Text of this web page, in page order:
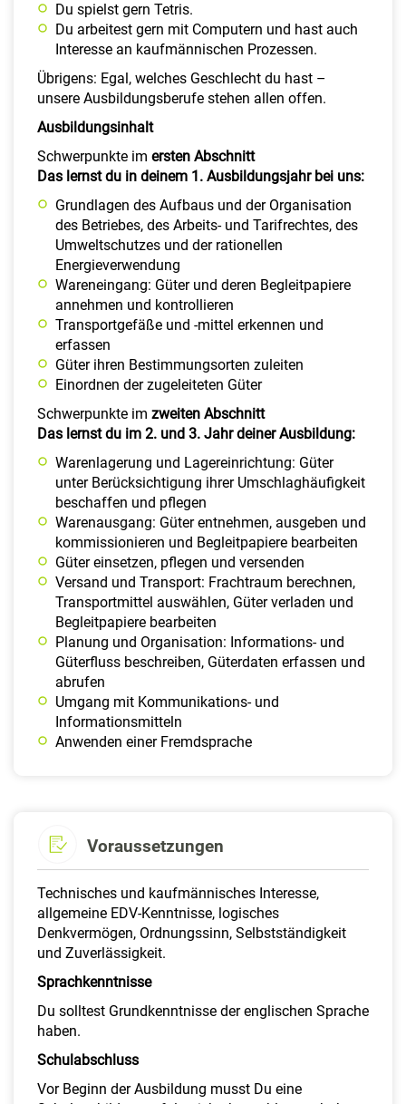
Du spielst gern Tetris.
Du arbeitest gern mit Computern und hast auch
Interesse an kaufmännischen Prozessen.
Übrigens: Egal, welches Geschlecht du hast –
unsere Ausbildungsberufe stehen allen offen.
Ausbildungsinhalt
Schwerpunkte im ersten Abschnitt
Das lernst du in deinem 1. Ausbildungsjahr bei uns:
Grundlagen des Aufbaus und der Organisation
des Betriebes, des Arbeits- und Tarifrechtes, des
Umweltschutzes und der rationellen
Energieverwendung
Wareneingang: Güter und deren Begleitpapiere
annehmen und kontrollieren
Transportgefäße und -mittel erkennen und
erfassen
Güter ihren Bestimmungsorten zuleiten
Einordnen der zugeleiteten Güter
Schwerpunkte im zweiten Abschnitt
Das lernst du im 2. und 3. Jahr deiner Ausbildung:
Warenlagerung und Lagereinrichtung: Güter
unter Berücksichtigung ihrer Umschlaghäufigkeit
beschaffen und pflegen
Warenausgang: Güter entnehmen, ausgeben und
kommissionieren und Begleitpapiere bearbeiten
Güter einsetzen, pflegen und versenden
Versand und Transport: Frachtraum berechnen,
Transportmittel auswählen, Güter verladen und
Begleitpapiere bearbeiten
Planung und Organisation: Informations- und
Güterfluss beschreiben, Güterdaten erfassen und
abrufen
Umgang mit Kommunikations- und
Informationsmitteln
Anwenden einer Fremdsprache
Voraussetzungen
Technisches und kaufmännisches Interesse,
allgemeine EDV-Kenntnisse, logisches
Denkvermögen, Ordnungssinn, Selbstständigkeit
und Zuverlässigkeit.
Sprachkenntnisse
Du solltest Grundkenntnisse der englischen Sprache
haben.
Schulabschluss
Vor Beginn der Ausbildung musst Du eine